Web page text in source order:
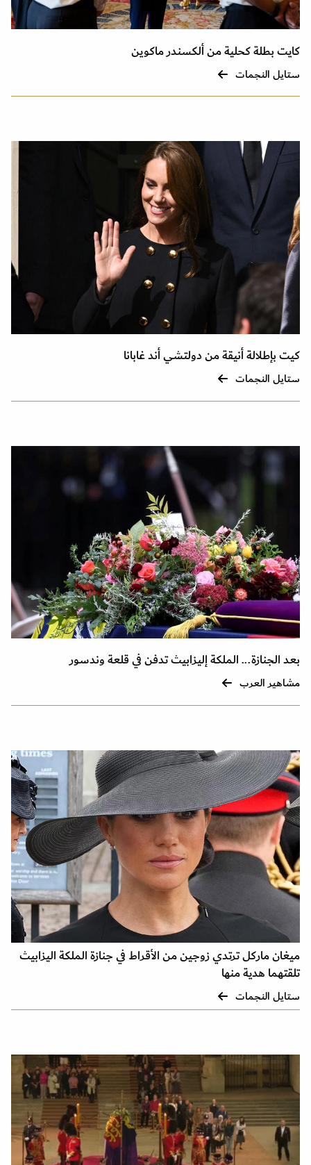
كايت بطلة كحلية من ألكسندر ماكوين
ستايل النجمات
كيت بإطلالة أنيقة من دولتشي أند غابانا
ستايل النجمات
بعد الجنازة... الملكة إليزابيث تدفن في قلعة وندسور
مشاهير العرب
ميغان ماركل ترتدي زوجين من الأقراط في جنازة الملكة اليزابيث
تلقتهما هدية منها
ستايل النجمات